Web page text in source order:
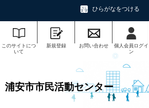
ひらがなをつける
このサイトにつ
いて
新規登録 お問い合わせ
個人会員ログイ
ン
浦安市市民活動センター